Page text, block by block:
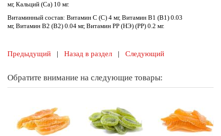
мг, Кальций (Ca) 10 мг.
Витаминный состав: Витамин С (C) 4 мг, Витамин В1 (В1) 0.03
мг, Витамин В2 (В2) 0.04 мг, Витамин PP (НЭ) (PP) 0.2 мг.
Предыдущий | Назад в раздел | Следующий
Обратите внимание на следующие товары: